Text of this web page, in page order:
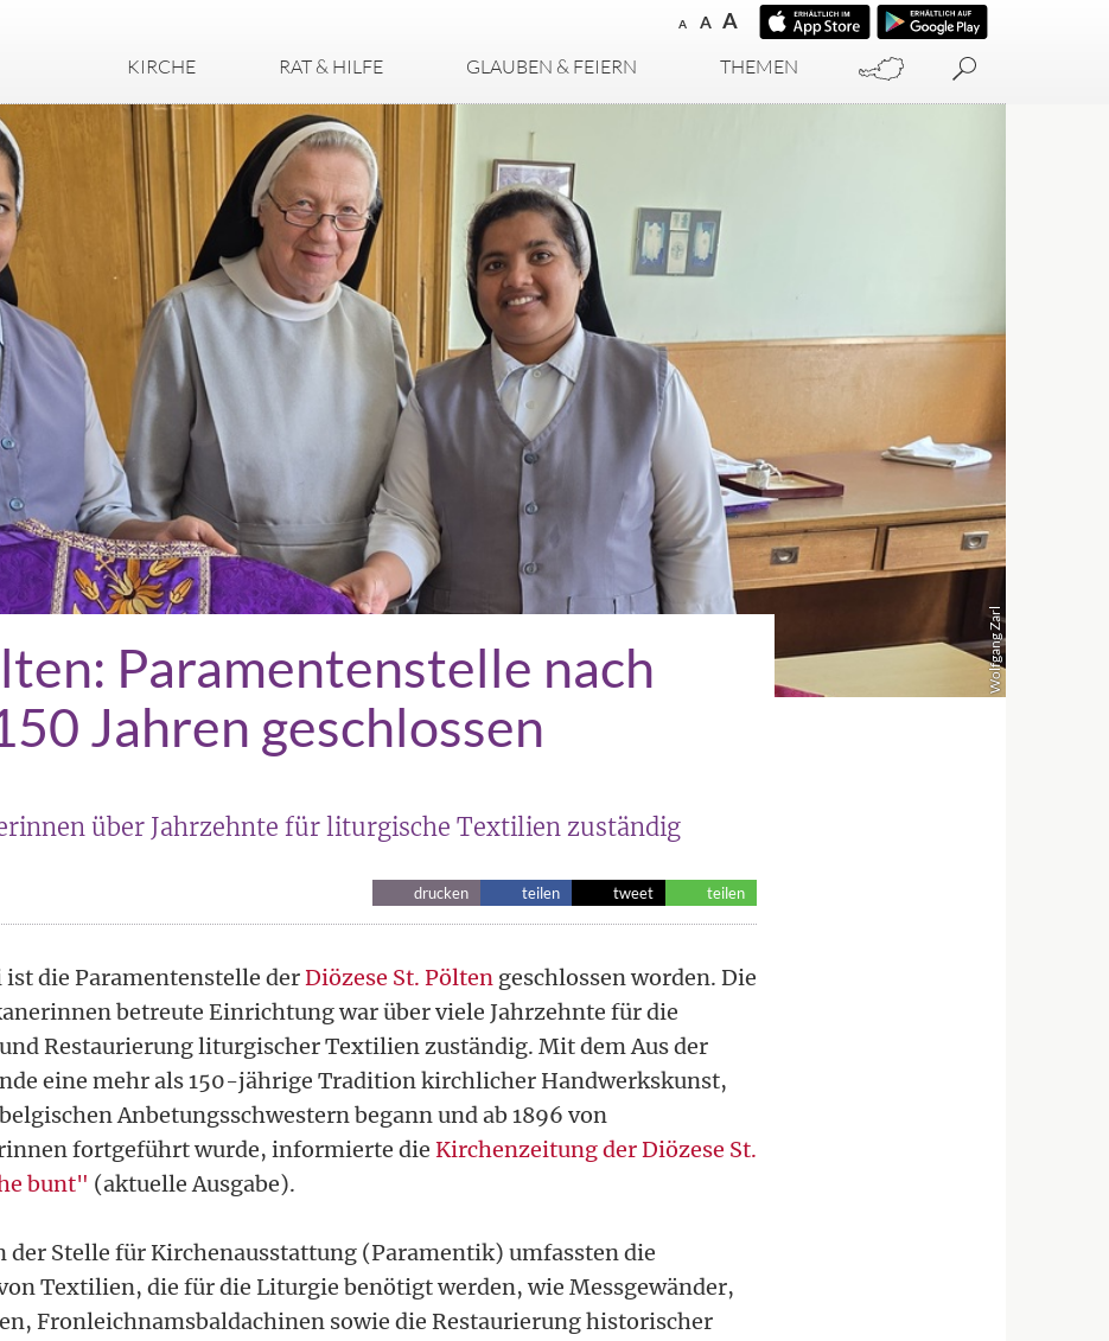
A A A
KIRCHE RAT & HILFE GLAUBEN & FEIERN THEMEN
Wolfgang Zarl
Paramentenstelle nach
Jahren geschlossen
über Jahrzehnte für liturgische Textilien zuständig
drucken teilen tweet teilen
ist die Paramentenstelle derDiözese St. Pölten geschlossen worden. Die
betreute Einrichtung war über viele Jahrzehnte für die
Restaurierung liturgischer Textilien zuständig. Mit dem Aus der
eine mehr als 150-jährige Tradition kirchlicher Handwerkskunst,
Anbetungsschwestern begann und ab 1896 von
fortgeführt wurde, informierte die Kirchenzeitung der Diözese St.
bunt" (aktuelle Ausgabe).
der Stelle für Kirchenausstattung (Paramentik) umfassten die
Textilien, die für die Liturgie benötigt werden, wie Messgewänder,
Fronleichnamsbaldachinen sowie die Restaurierung historischer